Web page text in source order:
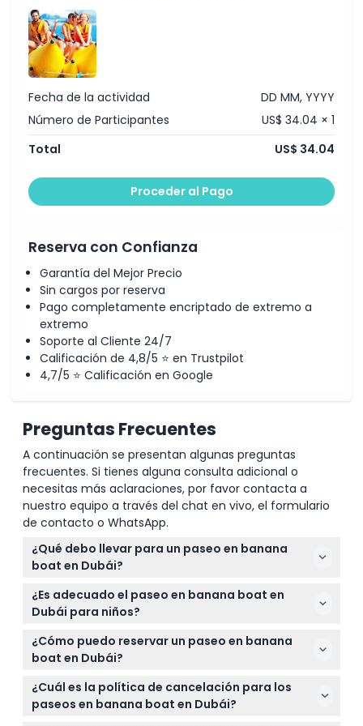
No Adecuado Para
Cosas a Saber
Ubicación
Fecha de la actividad
DD MM, YYYY
Número de Participantes
US$ 34.04 × 1
Total
US$ 34.04
Proceder al Pago
Reserva con Confianza
Garantía del Mejor Precio
Sin cargos por reserva
Pago completamente encriptado de extremo a
extremo
Soporte al Cliente 24/7
Calificación de 4,8/5 ⭐ en Trustpilot
4,7/5 ⭐ Calificación en Google
Preguntas Frecuentes
A continuación se presentan algunas preguntas
frecuentes. Si tienes alguna consulta adicional o
necesitas más aclaraciones, por favor contacta a
nuestro equipo a través del chat en vivo, el formulario
de contacto o WhatsApp.
¿Qué debo llevar para un paseo en banana
boat en Dubái?
Lleva tu propio traje de baño, toalla y un pasaporte
válido o identificación de Emiratos. Las
pertenencias personales deben guardarse de
forma segura ya que generalmente no se
proporcionan toallas ni áreas para cambiarse.
¿Es adecuado el paseo en banana boat en
Dubái para niños?
Sí, los niños de 6 años en adelante pueden
participar, pero no se permite a los menores de 6
poder mantenerse a flote en el agua.
¿Cómo puedo reservar un paseo en banana
boat en Dubái?
Puedes reservar fácilmente tu paseo en banana
boat en línea aquí mismo en este sitio web. Solo
¿Cuál es la política de cancelación para los
paseos en banana boat en Dubái?